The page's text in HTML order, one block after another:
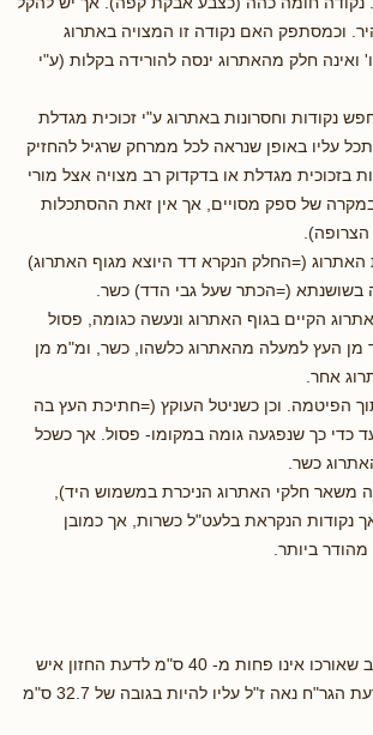
וכמסתפק האם נקודה זו המצויה באתרוג
ואינה חלק מהאתרוג ינסה להורידה בקלות (ע"י
נקודות וחסרונות באתרוג ע"י זכוכית מגדלת
עליו באופן שנראה לכל ממרחק שרגיל להחזיק
בזכוכית מגדלת או בדקדוק רב מצויה אצל מורי
של ספק מסויים, אך אין זאת ההסתכלות
האתרוג (=החלק הנקרא דד היוצא מגוף האתרוג)
בשושנתא (=הכתר שעל גבי הדד) כשר.
הקיים בגוף האתרוג ונעשה כגומה, פסול
מן העץ למעלה מהאתרוג כלשהו, כשר, ומ"מ מן
אחר.
הפיטמה. וכן כשניטל העוקץ (=חתיכת העץ בה
כדי כך שנפגעה גומה במקומו- פסול. אך כשכל
כשר.
משאר חלקי האתרוג הניכרת במשמוש היד),
נקודות הנקראת בלעט"ל כשרות, אך כמובן
ביותר.
לולב- עלינו לקנות לולב שאורכו אינו פחות מ- 40 ס"מ לדעת החזון איש
(ולפחות 39 ס"מ) ולדעת הגר"ח נאה ז"ל עליו להיות בגובה של 32.7 ס"מ